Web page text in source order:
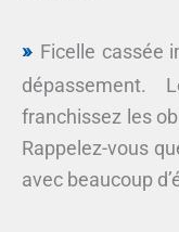
Ficelle cassée
dépassement.
franchissez les
Rappelez-vous
avec beaucoup